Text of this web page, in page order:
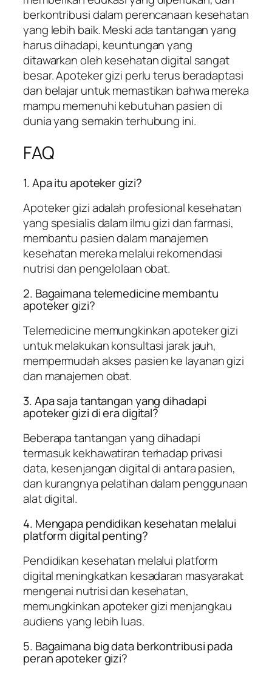
berkontribusi dalam perencanaan kesehatan
yang lebih baik. Meski ada tantangan yang
harus dihadapi, keuntungan yang
ditawarkan oleh kesehatan digital sangat
besar. Apoteker gizi perlu terus beradaptasi
dan belajar untuk memastikan bahwa mereka
mampu memenuhi kebutuhan pasien di
dunia yang semakin terhubung ini.
FAQ
1. Apa itu apoteker gizi?
Apoteker gizi adalah profesional kesehatan
yang spesialis dalam ilmu gizi dan farmasi,
membantu pasien dalam manajemen
kesehatan mereka melalui rekomendasi
nutrisi dan pengelolaan obat.
2. Bagaimana telemedicine membantu
apoteker gizi?
Telemedicine memungkinkan apoteker gizi
untuk melakukan konsultasi jarak jauh,
mempermudah akses pasien ke layanan gizi
dan manajemen obat.
3. Apa saja tantangan yang dihadapi
apoteker gizi di era digital?
Beberapa tantangan yang dihadapi
termasuk kekhawatiran terhadap privasi
data, kesenjangan digital di antara pasien,
dan kurangnya pelatihan dalam penggunaan
alat digital.
4. Mengapa pendidikan kesehatan melalui
platform digital penting?
Pendidikan kesehatan melalui platform
digital meningkatkan kesadaran masyarakat
mengenai nutrisi dan kesehatan,
memungkinkan apoteker gizi menjangkau
audiens yang lebih luas.
5. Bagaimana big data berkontribusi pada
peran apoteker gizi?